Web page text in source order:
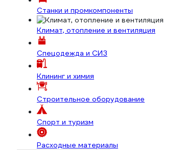
Станки и промкомпоненты
Климат, отопление и вентиляция
Спецодежда и СИЗ
Клининг и химия
Строительное оборудование
Спорт и туризм
Расходные материалы